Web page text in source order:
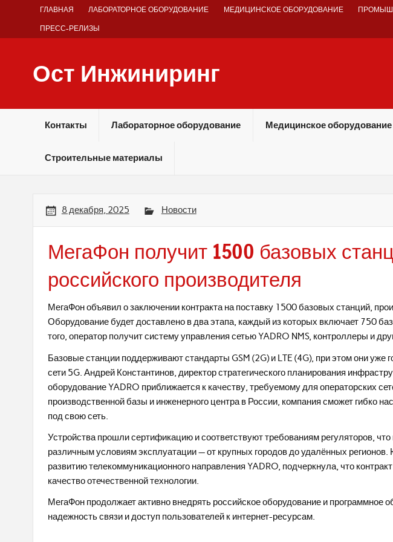
ГЛАВНАЯ ЛАБОРАТОРНОЕ ОБОРУДОВАНИЕ МЕДИЦИНСКОЕ ОБОРУДОВАНИЕ
ПРЕСС-РЕЛИЗЫ
Ост Инжиниринг
Контакты Лабораторное оборудование Медицинское оборудование
Строительные материалы
8 декабря, 2025 Новости
МегаФон получит 1500 базовых
российского производителя
МегаФон объявил о заключении контракта на поставку 1500 базовых станций,
Оборудование будет доставлено в два этапа, каждый из которых включает 750
того, оператор получит систему управления сетью YADRO NMS, контроллеры и
Базовые станции поддерживают стандарты GSM (2G) и LTE (4G), при этом они
сети 5G. Андрей Константинов, директор стратегического планирования
оборудование YADRO приближается к качеству, требуемому для операторских
производственной базы и инженерного центра в России, компания сможет гибко
под свою сеть.
Устройства прошли сертификацию и соответствуют требованиям регуляторов,
различным условиям эксплуатации — от крупных городов до удалённых
развитию телекоммуникационного направления YADRO, подчеркнула, что
качество отечественной технологии.
МегаФон продолжает активно внедрять российское оборудование и программное
надежность связи и доступ пользователей к интернет-ресурсам.